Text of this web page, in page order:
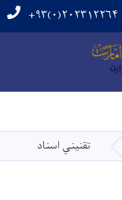
+۹۳(۰)۲۰۲۳۱۲۲۶۴
تقنیني اسناد